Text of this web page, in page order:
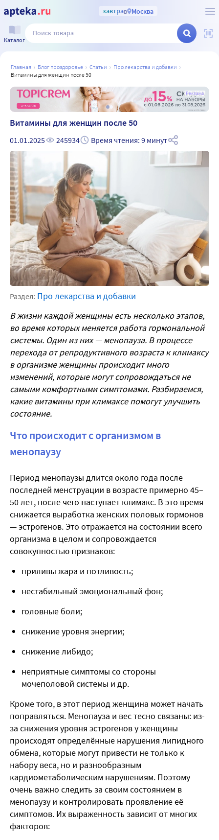
завтрав Москва
Каталог
главная блог проздоровье статьи
про лекарства и добавки
витамины для женщин после 50
Реклама
Витамины для женщин после 50
01.01.2025 245934 Время чтения: 9 минут
Раздел: Про лекарства и добавки
В жизни каждой женщины есть несколько этапов,
во время которых меняется работа гормональной
системы. Один из них — менопауза. В процессе
перехода от репродуктивного возраста к климаксу
в организме женщины происходит много
изменений, которые могут сопровождаться не
самыми комфортными симптомами. Разбираемся,
какие витамины при климаксе помогут улучшить
состояние.
Что происходит с организмом в
менопаузу
Период менопаузы длится около года после
последней менструации в возрасте примерно 45–
50 лет, после чего наступает климакс. В это время
снижается выработка женских половых гормонов
— эстрогенов. Это отражается на состоянии всего
организма в целом и сопровождается
совокупностью признаков:
приливы жара и потливость;
нестабильный эмоциональный фон;
головные боли;
снижение уровня энергии;
снижение либидо;
неприятные симптомы со стороны
мочеполовой системы и др.
Кроме того, в этот период женщина может начать
поправляться. Менопауза и вес тесно связаны: из-
за снижения уровня эстрогенов у женщины
происходят определённые нарушения липидного
обмена, которые могут привести не только к
набору веса, но и разнообразным
кардиометаболическим нарушениям. Поэтому
очень важно следить за своим состоянием в
менопаузу и контролировать проявление её
симптомов. Их выраженность зависит от многих
факторов: